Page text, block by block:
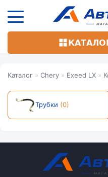
основному
Каталог » Chery » Exeed LX »
Трубки (0)